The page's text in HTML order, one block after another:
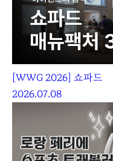
[WWG 2026] 쇼파드
2026.07.08